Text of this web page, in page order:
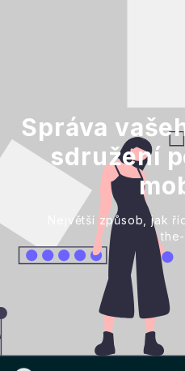
Správa
sdružení
Největší způsob, jak